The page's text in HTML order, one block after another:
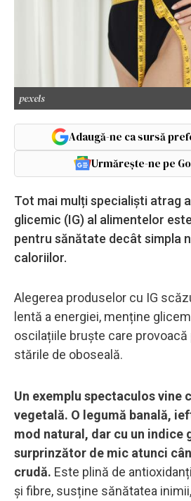
pexels
Adaugă-ne ca sursă
Urmărește-ne pe
Tot mai mulți specialiști atrag
glicemic (IG) al alimentelor
pentru sănătate decât simpla
caloriilor.
Alegerea produselor cu IG
lentă a energiei, menține
oscilațiile bruște care
stările de oboseală.
Un exemplu spectaculos vine
vegetală. O legumă banală,
mod natural, dar cu un indice
surprinzător de mic atunci
crudă. Este plină de
și fibre, susține sănătatea